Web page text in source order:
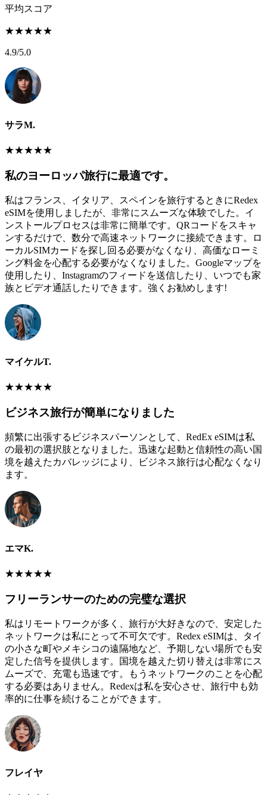
平均スコア
★★★★★
4.9/5.0
サラM.
★★★★★
私のヨーロッパ旅行に最適です。
私はフランス、イタリア、スペインを旅行するときにRedex
eSIMを使用しましたが、非常にスムーズな体験でした。イ
ンストールプロセスは非常に簡単です。QRコードをスキャ
ンするだけで、数分で高速ネットワークに接続できます。ロ
ーカルSIMカードを探し回る必要がなくなり、高価なローミ
ング料金を心配する必要がなくなりました。Googleマップを
使用したり、Instagramのフィードを送信したり、いつでも家
族とビデオ通話したりできます。強くお勧めします!
マイケルT.
★★★★★
ビジネス旅行が簡単になりました
頻繁に出張するビジネスパーソンとして、RedEx eSIMは私
の最初の選択肢となりました。迅速な起動と信頼性の高い国
境を越えたカバレッジにより、ビジネス旅行は心配なくなり
ます。
エマK.
★★★★★
フリーランサーのための完璧な選択
私はリモートワークが多く、旅行が大好きなので、安定した
ネットワークは私にとって不可欠です。Redex eSIMは、タイ
の小さな町やメキシコの遠隔地など、予期しない場所でも安
定した信号を提供します。国境を越えた切り替えは非常にス
ムーズで、充電も迅速です。もうネットワークのことを心配
する必要はありません。Redexは私を安心させ、旅行中も効
率的に仕事を続けることができます。
フレイヤ